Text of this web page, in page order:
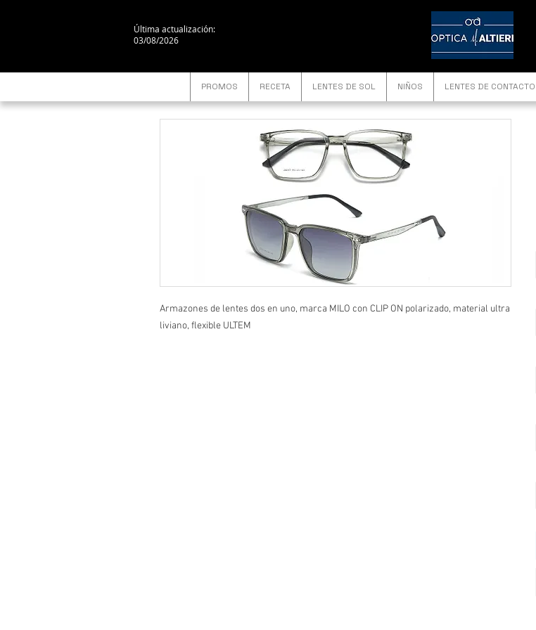
Última actualización:
03/08/2026
PROMOS RECETA LENTES DE SOL NIÑOS LENTES DE CONTACTO
Armazones de lentes dos en uno, marca MILO con CLIP ON polarizado, material ultra
liviano, flexible ULTEM